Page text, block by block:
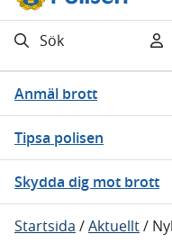
Sök
Anmäl brott
Tipsa polisen
Skydda dig mot brott
Startsida /Aktuellt/